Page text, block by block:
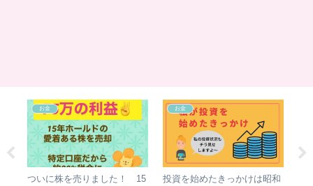
お金
ついに株を売りました！ 15
お金
投資を始めたきっかけは昭和